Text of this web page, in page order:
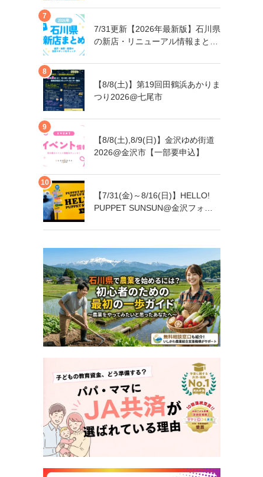
7/31更新【2026年最新版】石川県
の新店・リニューアル情報まとめ
トをチェック！
【8/8(土)】第19回田鶴浜あかりま
つり2026@七尾市
【8/8(土),8/9(日)】金沢ゆめ街道
2026@金沢市【一部要申込】
【7/31(金)～8/16(日)】HELLO!
PUPPET SUNSUN@金沢フォー